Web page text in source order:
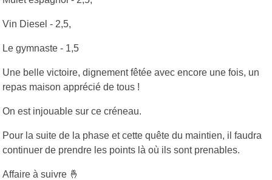
Vin Diesel - 2,5,
Le gymnaste - 1,5
Une belle victoire, dignement fêtée avec encore une fois, un
repas maison apprécié de tous !
On est injouable sur ce créneau.
Pour la suite de la phase et cette quête du maintien, il faudra
continuer de prendre les points là où ils sont prenables.
Affaire à suivre 🤞